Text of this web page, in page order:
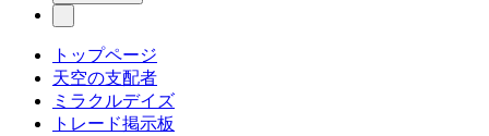
トップページ
天空の支配者
ミラクルデイズ
トレード掲示板